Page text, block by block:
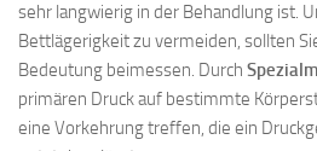
sehr langwierig in der Behandlung ist.
Bettlägerigkeit zu vermeiden, sollten
Bedeutung beimessen. Durch
primären Druck auf bestimmte
eine Vorkehrung treffen, die ein